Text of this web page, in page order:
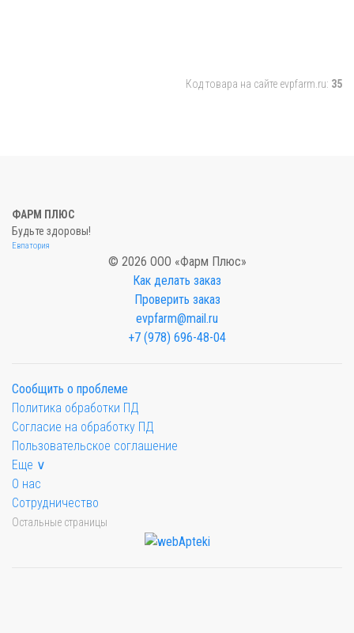
Код товара на сайте evpfarm.ru: 35
ФАРМ ПЛЮС
Будьте здоровы!
Евпатория
© 2026 ООО «Фарм Плюс»
Как делать заказ
Проверить заказ
evpfarm@mail.ru
+7 (978) 696-48-04
Сообщить о проблеме
Политика обработки ПД
Согласие на обработку ПД
Пользовательское соглашение
Еще ∨
О нас
Сотрудничество
Остальные страницы